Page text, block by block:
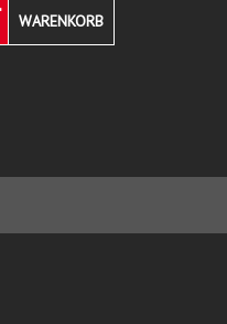
WARENKORB